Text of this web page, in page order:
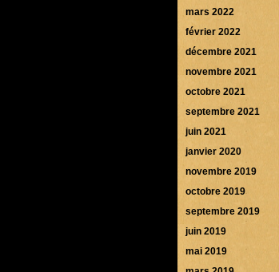
mars 2022
février 2022
décembre 2021
novembre 2021
octobre 2021
septembre 2021
juin 2021
janvier 2020
novembre 2019
octobre 2019
septembre 2019
juin 2019
mai 2019